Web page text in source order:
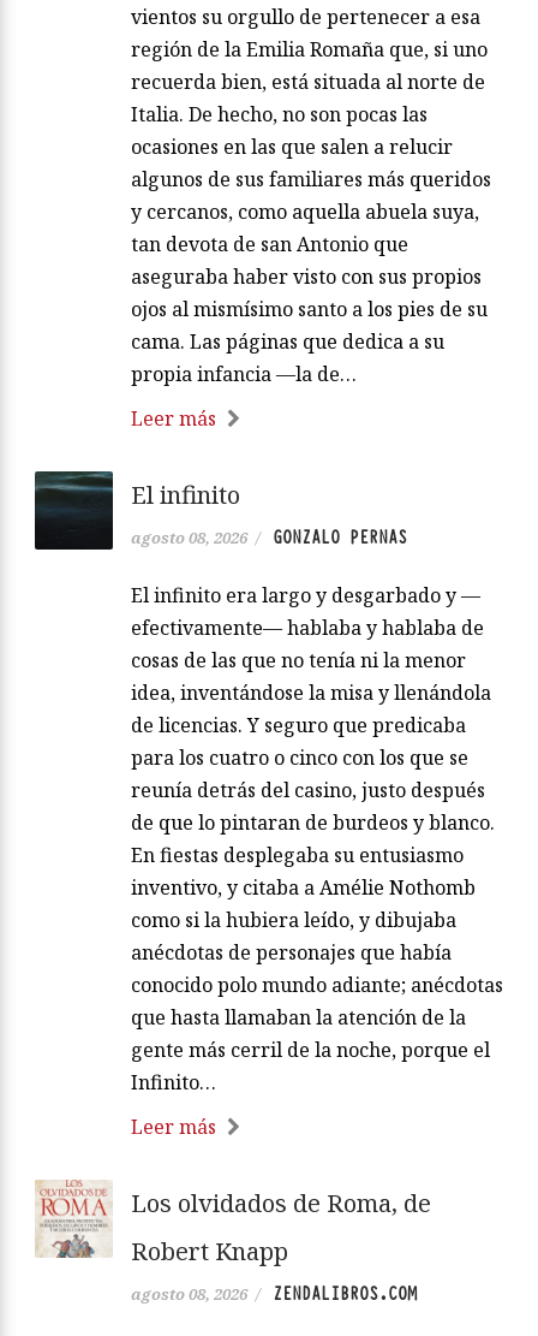
vientos su orgullo de pertenecer a esa
región de la Emilia Romaña que, si uno
recuerda bien, está situada al norte de
Italia. De hecho, no son pocas las
ocasiones en las que salen a relucir
algunos de sus familiares más queridos
y cercanos, como aquella abuela suya,
tan devota de san Antonio que
aseguraba haber visto con sus propios
ojos al mismísimo santo a los pies de su
cama. Las páginas que dedica a su
propia infancia —la de…
Leer más
El infinito
agosto 08, 2026 / GONZALO PERNAS
El infinito era largo y desgarbado y —
efectivamente— hablaba y hablaba de
cosas de las que no tenía ni la menor
idea, inventándose la misa y llenándola
de licencias. Y seguro que predicaba
para los cuatro o cinco con los que se
reunía detrás del casino, justo después
de que lo pintaran de burdeos y blanco.
En fiestas desplegaba su entusiasmo
inventivo, y citaba a Amélie Nothomb
como si la hubiera leído, y dibujaba
anécdotas de personajes que había
conocido polo mundo adiante; anécdotas
que hasta llamaban la atención de la
gente más cerril de la noche, porque el
Infinito…
Leer más
Los olvidados de Roma, de
Robert Knapp
agosto 08, 2026 / ZENDALIBROS.COM